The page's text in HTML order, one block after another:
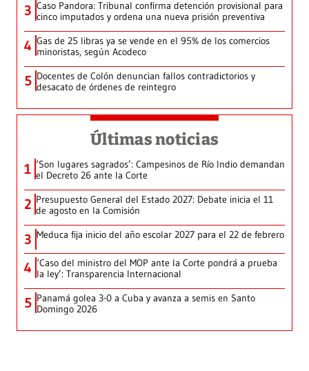
3 Caso Pandora: Tribunal confirma detención provisional para
cinco imputados y ordena una nueva prisión preventiva
4 Gas de 25 libras ya se vende en el 95% de los comercios
minoristas, según Acodeco
5 Docentes de Colón denuncian fallos contradictorios y
desacato de órdenes de reintegro
Últimas noticias
1 ‘Son lugares sagrados’: Campesinos de Río Indio demandan
el Decreto 26 ante la Corte
2 Presupuesto General del Estado 2027: Debate inicia el 11
de agosto en la Comisión
3 Meduca fija inicio del año escolar 2027 para el 22 de febrero
4 ‘Caso del ministro del MOP ante la Corte pondrá a prueba
la ley’: Transparencia Internacional
5 Panamá golea 3-0 a Cuba y avanza a semis en Santo
Domingo 2026